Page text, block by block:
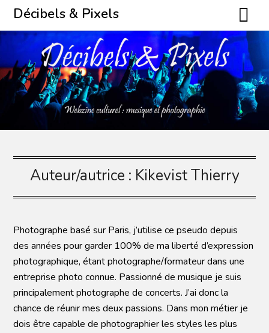
Skip
content
Décibels & Pixels
Auteur/autrice : Kikevist Thierry
Photographe basé sur Paris, j’utilise ce pseudo depuis
des années pour garder 100% de ma liberté d’expression
photographique, étant photographe/formateur dans une
entreprise photo connue. Passionné de musique je suis
principalement photographe de concerts. J’ai donc la
chance de réunir mes deux passions. Dans mon métier je
dois être capable de photographier les styles les plus